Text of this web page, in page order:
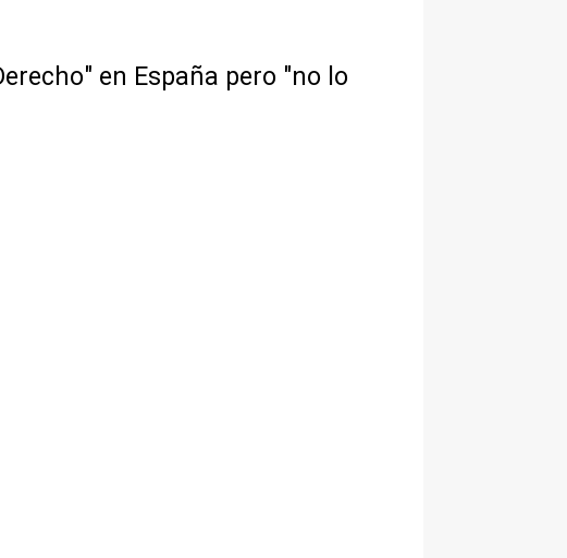
en España pero "no lo